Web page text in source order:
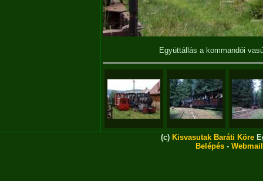
Együttállás a kommandói
(c) Kisvasutak Baráti Köre
Belépés - Webmail